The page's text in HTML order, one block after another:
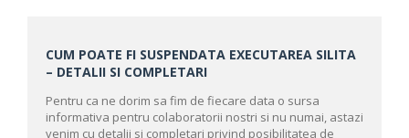
CUM POATE FI SUSPENDATA EXECUTAREA SILITA
– DETALII SI COMPLETARI
Pentru ca ne dorim sa fim de fiecare data o sursa
informativa pentru colaboratorii nostri si nu numai, astazi
venim cu detalii si completari privind posibilitatea de